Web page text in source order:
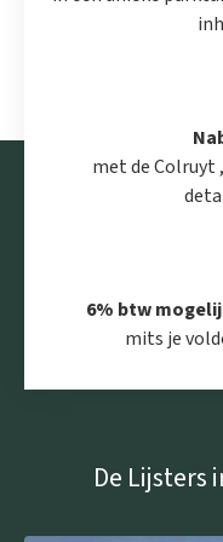
Benieuwd naar dit
nieuwbouwproject
persoonlijke,
jef@landbergh.beof
met de Colruyt
6% btw
mits je
De Lijsters